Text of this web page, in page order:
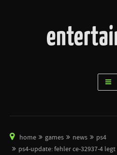
home games news
ps4
ps4-update: fehler ce-32937-4